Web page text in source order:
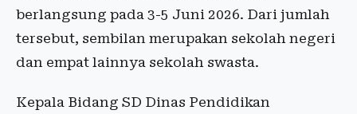
berlangsung pada 3-5 Juni 2026. Dari jumlah
tersebut, sembilan merupakan sekolah negeri
dan empat lainnya sekolah swasta.
Kepala Bidang SD Dinas Pendidikan